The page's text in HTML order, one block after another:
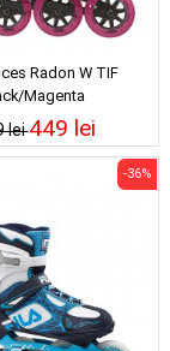
Radon W TIF
Magenta
lei449 lei
-36%